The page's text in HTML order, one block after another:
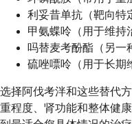
利妥昔单抗（靶向特
甲氨蝶呤（用于维持
吗替麦考酚酯（另一
硫唑嘌呤（用于长期
选择阿伐考泮和这些替代
重程度、肾功能和整体健